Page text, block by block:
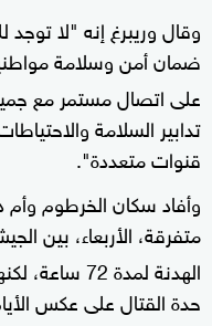
وقال وريبرغ إنه "لا توجد
ضمان أمن وسلامة
على اتصال مستمر مع
تدابير السلامة
قنوات متعددة".
وأفاد سكان الخرطوم وأم
متفرقة، الأربعاء، بين
الهدنة لمدة
حدة القتال على عكس